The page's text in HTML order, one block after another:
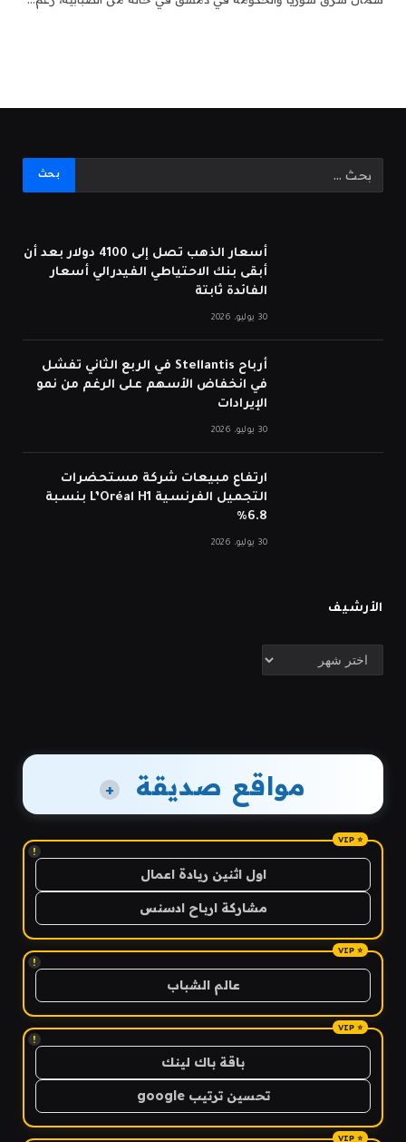
أسعار الذهب تصل إلى 4100 دولار بعد أن
أبقى بنك الاحتياطي الفيدرالي أسعار
الفائدة ثابتة
30 يوليو، 2026
أرباح Stellantis في الربع الثاني تفشل
في انخفاض الأسهم على الرغم من نمو
الإيرادات
30 يوليو، 2026
ارتفاع مبيعات شركة مستحضرات
التجميل الفرنسية L’Oréal H1 بنسبة
6.8%
30 يوليو، 2026
الأرشيف
الأرشيف
مواقع صديقة +
!
اول اثنين ريادة اعمال
مشاركة ارباح ادسنس
!
عالم الشباب
!
باقة باك لينك
تحسين ترتيب google